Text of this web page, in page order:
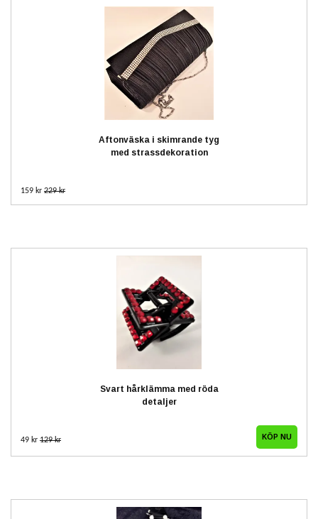
Aftonväska i skimrande tyg
med strassdekoration
159 kr 229 kr
Svart hårklämma med röda
detaljer
49 kr 129 kr